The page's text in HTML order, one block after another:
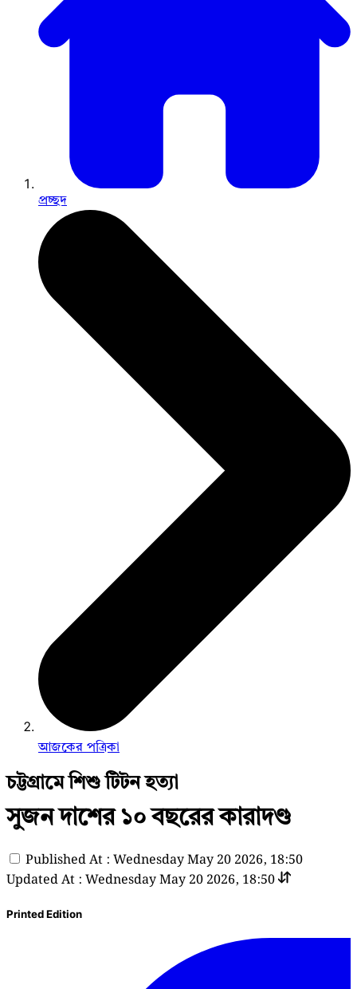
প্রচ্ছদ
আজকের পত্রিকা
চট্টগ্রামে শিশু টিটন হত্যা
সুজন দাশের ১০ বছরের কারাদণ্ড
Published At : Wednesday May 20 2026, 18:50
Updated At : Wednesday May 20 2026, 18:50
Printed Edition